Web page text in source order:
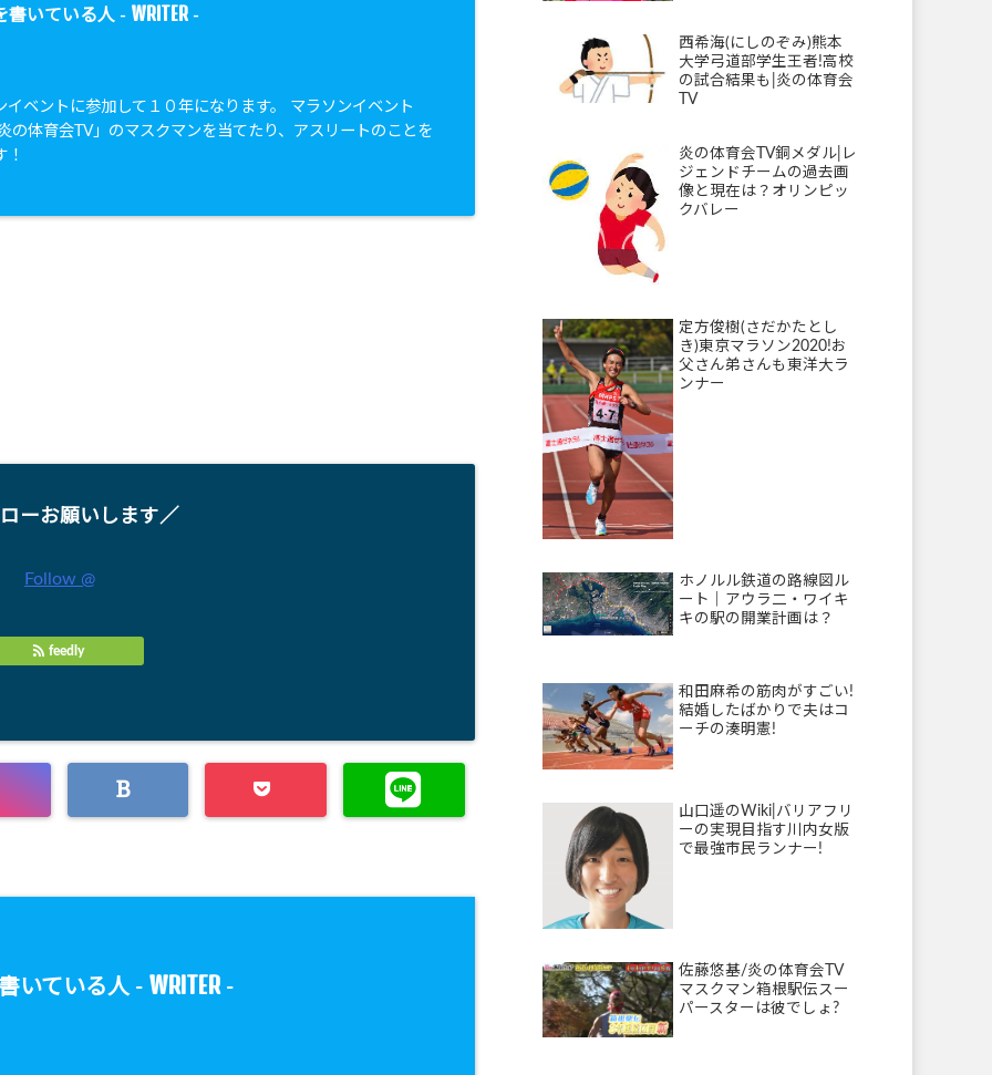
書いている人 - WRITER -
イベントに参加して１０年になります。 マラソンイベント
の体育会TV」のマスクマンを当てたり、アスリートのことを
！
ーお願いします／
Follow @
feedly
いている人 - WRITER-
西希海(にしのぞみ)熊本
大学弓道部学生王者!高校
の試合結果も|炎の体育会
TV
炎の体育会TV銅メダル|レ
ジェンドチームの過去画
像と現在は？オリンピッ
クバレー
定方俊樹(さだかたとし
き)東京マラソン2020!お
父さん弟さんも東洋大ラ
ンナー
ホノルル鉄道の路線図ル
ート｜アウラ二・ワイキ
キの駅の開業計画は？
和田麻希の筋肉がすごい!
結婚したばかりで夫はコ
ーチの湊明憲!
山口遥のWiki|バリアフリ
ーの実現目指す川内女版
で最強市民ランナー!
佐藤悠基/炎の体育会TV
マスクマン箱根駅伝スー
パースターは彼でしょ?